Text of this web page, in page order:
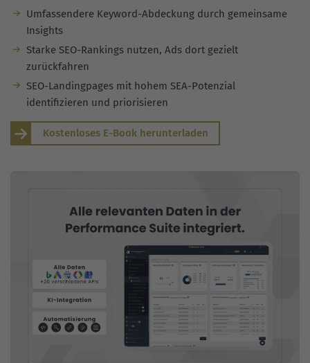
Umfassendere Keyword-Abdeckung durch gemeinsame
Insights
Starke SEO-Rankings nutzen, Ads dort gezielt
zurückfahren
SEO-Landingpages mit hohem SEA-Potenzial
identifizieren und priorisieren
Kostenloses E-Book herunterladen